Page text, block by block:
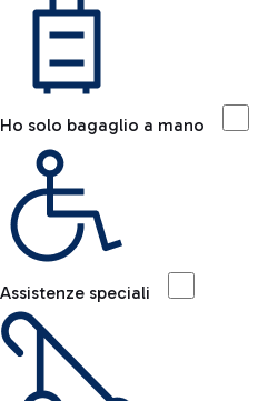
Ho solo bagaglio a mano
Assistenze speciali